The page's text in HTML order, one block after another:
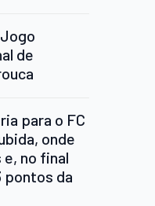
de
para o FC
onde
no final
pontos da